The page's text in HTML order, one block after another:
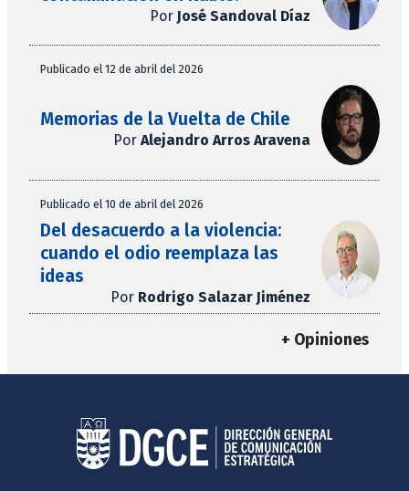
Por José Sandoval Díaz
Publicado el 12 de abril del 2026
Memorias de la Vuelta de Chile
Por Alejandro Arros Aravena
Publicado el 10 de abril del 2026
Del desacuerdo a la violencia:
cuando el odio reemplaza las
ideas
Por Rodrigo Salazar Jiménez
+ Opiniones